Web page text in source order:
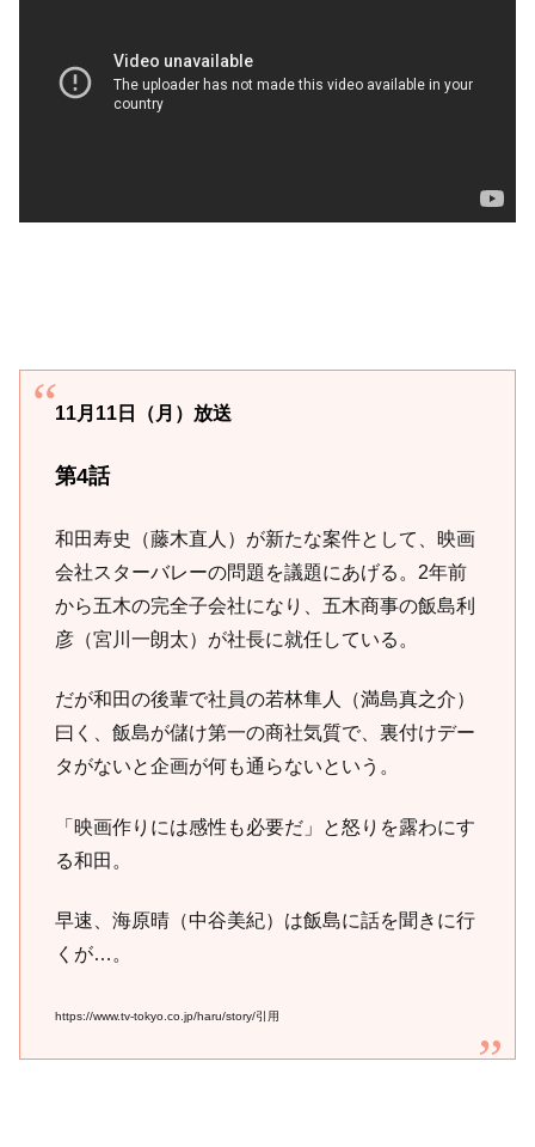
11月11日（月）放送
第4話
和田寿史（藤木直人）が新たな案件として、映画
会社スターバレーの問題を議題にあげる。2年前
から五木の完全子会社になり、五木商事の飯島利
彦（宮川一朗太）が社長に就任している。
だが和田の後輩で社員の若林隼人（満島真之介）
曰く、飯島が儲け第一の商社気質で、裏付けデー
タがないと企画が何も通らないという。
「映画作りには感性も必要だ」と怒りを露わにす
る和田。
早速、海原晴（中谷美紀）は飯島に話を聞きに行
くが…。
https://www.tv-tokyo.co.jp/haru/story/引用